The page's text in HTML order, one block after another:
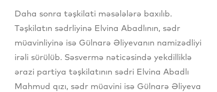
Daha sonra təşkilati məsələlərə baxılıb.
Təşkilatın sədrliyinə Elvina Abadlının, sədr
müavinliyinə isə Gülnarə Əliyevanın namizədliyi
irəli sürülüb. Səsvermə nəticəsində yekdilliklə
ərazi partiya təşkilatının sədri Elvina Abadlı
Mahmud qızı, sədr müavini isə Gülnarə Əliyeva